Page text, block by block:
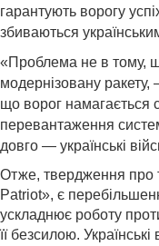
гарантують ворогу
збиваються
«Проблема не в тому,
модернізовану
що ворог намагається
перевантаження
довго — українські
Отже, твердження про
Patriot», є
ускладнює роботу
її безсилою.